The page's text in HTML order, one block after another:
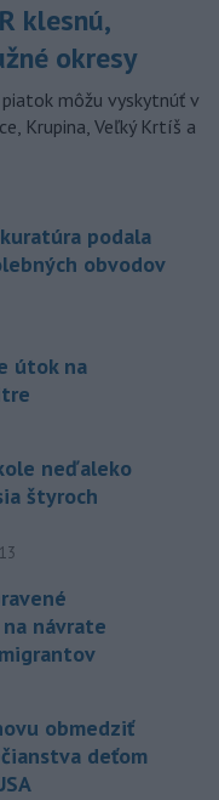
klesnú,
okresy
môžu vyskytnúť v
Krupina, Veľký Krtíš a
podala
obvodov
útok na
neďaleko
štyroch
návrate
obmedziť
deťom